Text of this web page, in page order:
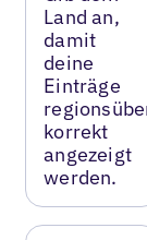
Land an,
damit
deine
Einträge
korrekt
angezeigt
werden.